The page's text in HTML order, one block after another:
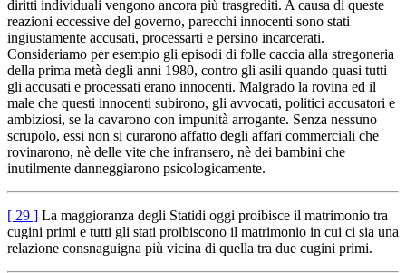
diritti individuali vengono ancora più trasgrediti. A causa di queste
reazioni eccessive del governo, parecchi innocenti sono stati
ingiustamente accusati, processarti e persino incarcerati.
Consideriamo per esempio gli episodi di folle caccia alla stregoneria
della prima metà degli anni 1980, contro gli asili quando quasi tutti
gli accusati e processati erano innocenti. Malgrado la rovina ed il
male che questi innocenti subirono, gli avvocati, politici accusatori e
ambiziosi, se la cavarono con impunità arrogante. Senza nessuno
scrupolo, essi non si curarono affatto degli affari commerciali che
rovinarono, nè delle vite che infransero, nè dei bambini che
inutilmente danneggiarono psicologicamente.
[ 29 ] La maggioranza degli Statidi oggi proibisce il matrimonio tra
cugini primi e tutti gli stati proibiscono il matrimonio in cui ci sia una
relazione consnaguigna più vicina di quella tra due cugini primi.